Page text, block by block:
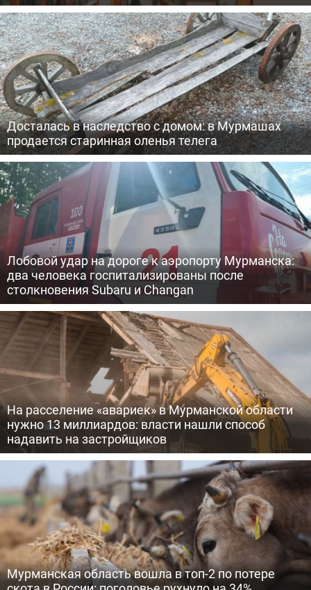
Досталась в наследство с домом: в Мурмашах
продается старинная оленья телега
Лобовой удар на дороге к аэропорту Мурманска:
два человека госпитализированы после
столкновения Subaru и Changan
На расселение «авариек» в Мурманской области
нужно 13 миллиардов: власти нашли способ
надавить на застройщиков
Мурманская область вошла в топ-2 по потере